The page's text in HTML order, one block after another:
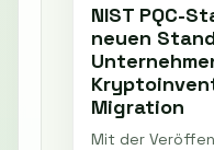
NIST PQC-
neuen
Migration
Mit der